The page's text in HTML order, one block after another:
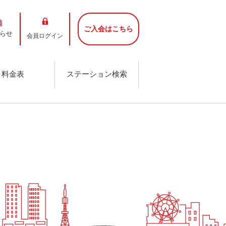
せ 会員ログイン
ご入会はこちら
料金表 ステーション検索